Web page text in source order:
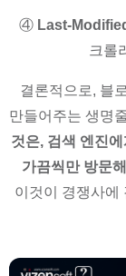
④ Last-
크롤
결론적으로, 블
만들어주는 생명
것은, 검색 엔진
가끔씩만 방문
이것이 경쟁사에